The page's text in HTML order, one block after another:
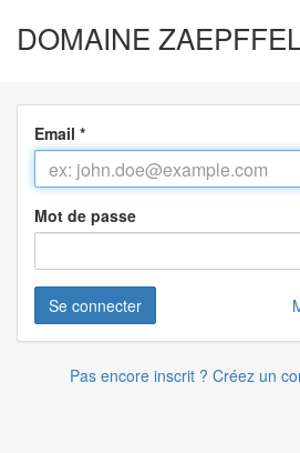
DOMAINE
Email *
Mot de passe
Pas encore inscrit ? Créez un